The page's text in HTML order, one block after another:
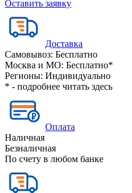
Оставить заявку
Доставка
Самовывоз: Бесплатно
Москва и МО: Бесплатно*
Регионы: Индивидуально
* - подробнее читать здесь
Оплата
Наличная
Безналичная
По счету в любом банке